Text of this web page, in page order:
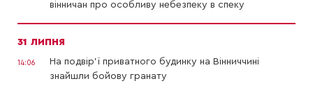
вінничан про особливу небезпеку в спеку
31 ЛИПНЯ
14:06
На подвір’ї приватного будинку на Вінниччині
знайшли бойову гранату